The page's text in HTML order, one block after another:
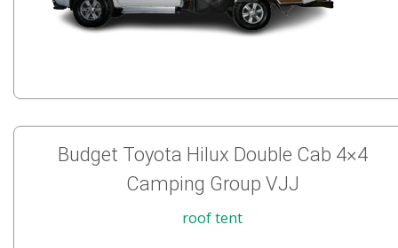
Budget Toyota Hilux Double Cab 4×4
Camping Group VJJ
roof tent